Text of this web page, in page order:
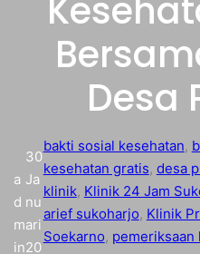
Desa
a
d
m
in
30
Ja
nu
ari
20
bakti sosial kesehatan,
kesehatan gratis, desa
klinik, Klinik 24 Jam
arief sukoharjo, Klinik
Soekarno, pemeriksaan